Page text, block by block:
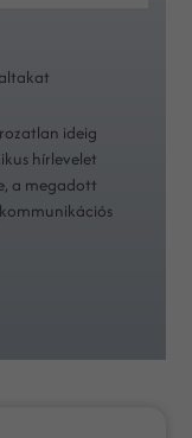
ideig
hírlevelet
a megadott